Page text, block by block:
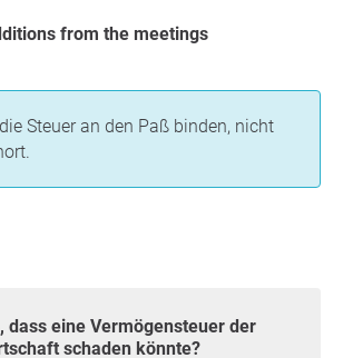
from the meetings
Steuer an den Paß binden, nicht
schaden könnte?